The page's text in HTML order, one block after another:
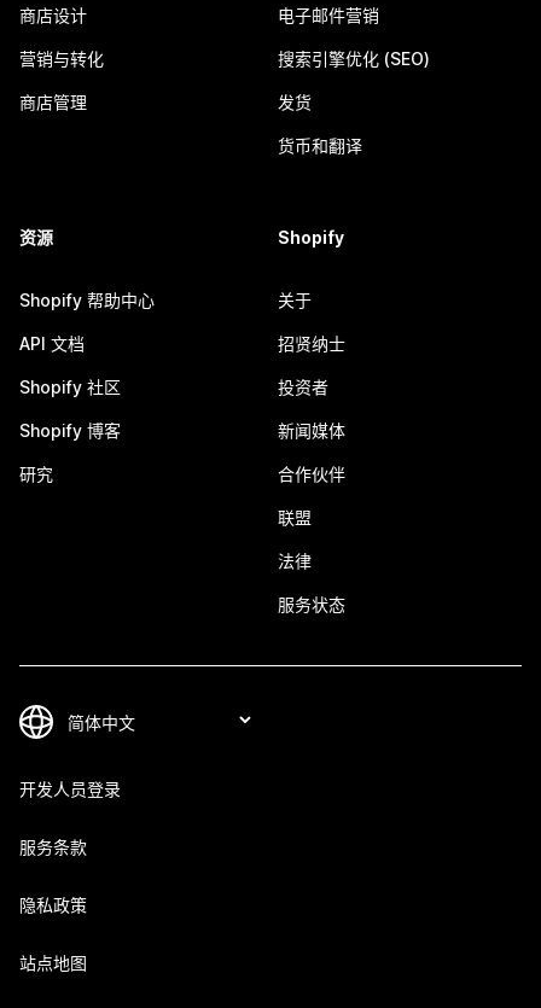
商店设计
营销与转化
商店管理
电子邮件营销
搜索引擎优化 (SEO)
发货
货币和翻译
资源
Shopify 帮助中心
API 文档
Shopify 社区
Shopify 博客
研究
Shopify
关于
招贤纳士
投资者
新闻媒体
合作伙伴
联盟
法律
服务状态
开发人员登录
服务条款
隐私政策
站点地图